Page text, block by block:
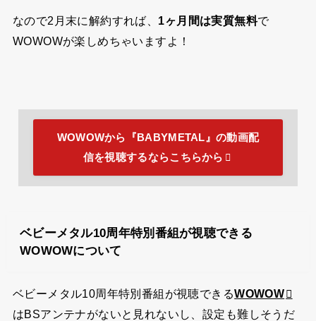
なので2月末に解約すれば、 1ヶ月間は実質無料で
WOWOWが楽しめちゃいますよ！
WOWOWから『BABYMETAL』の動画配
信を視聴するならこちらから
ベビーメタル10周年特別番組が視聴できる
WOWOWについて
ベビーメタル10周年特別番組が視聴できるWOWOW
はBSアンテナがないと見れないし、設定も難しそうだ